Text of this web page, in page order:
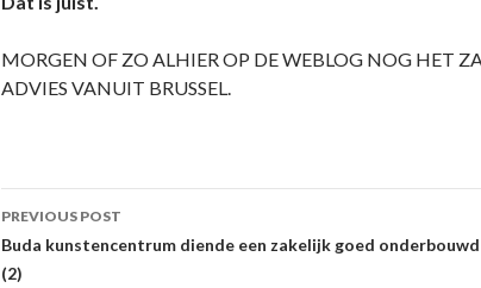
MORGEN OF ZO ALHIER OP DE WEBLOG NOG HET
ADVIES VANUIT BRUSSEL.
Post
navigation
PREVIOUS POST
Buda kunstencentrum diende een zakelijk goed
(2)